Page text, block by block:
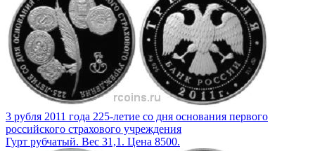
3 рубля 2011 года 225-летие со дня основания первого
российского страхового учреждения
Гурт рубчатый. Вес 31,1. Цена 8500.